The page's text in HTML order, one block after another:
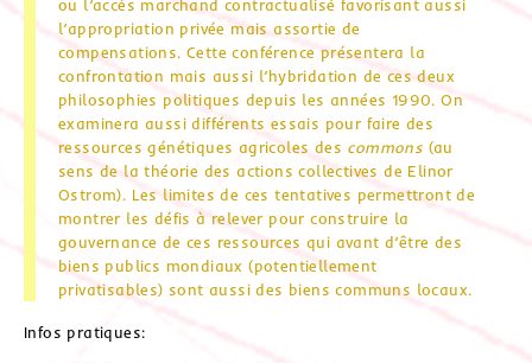
ou l’accès marchand contractualisé favorisant aussi
l’appropriation privée mais assortie de
compensations. Cette conférence présentera la
confrontation mais aussi l’hybridation de ces deux
philosophies politiques depuis les années 1990. On
examinera aussi différents essais pour faire des
ressources génétiques agricoles des commons (au
sens de la théorie des actions collectives de Elinor
Ostrom). Les limites de ces tentatives permettront de
montrer les défis à relever pour construire la
gouvernance de ces ressources qui avant d’être des
biens publics mondiaux (potentiellement
privatisables) sont aussi des biens communs locaux.
Infos pratiques: